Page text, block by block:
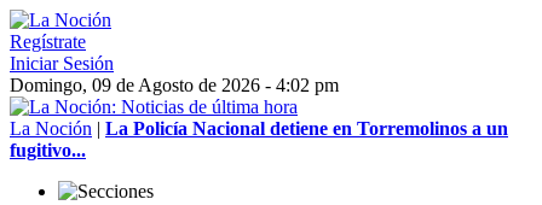
Regístrate
Iniciar Sesión
Domingo, 09 de Agosto de 2026 - 4:02 pm
La Noción | La Policía Nacional detiene en Torremolinos a un
fugitivo...